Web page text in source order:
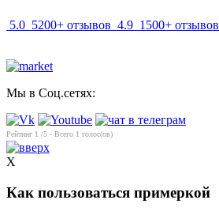
5.0 5200+ отзывов 4.9 1500+ отзывов
Мы в Соц.сетях:
Рейтинг 1 /5 - Всего 1 голос(ов)
X
Как пользоваться примеркой